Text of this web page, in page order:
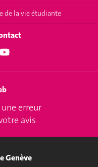
de la vie étudiante
erreur
avis
Genève